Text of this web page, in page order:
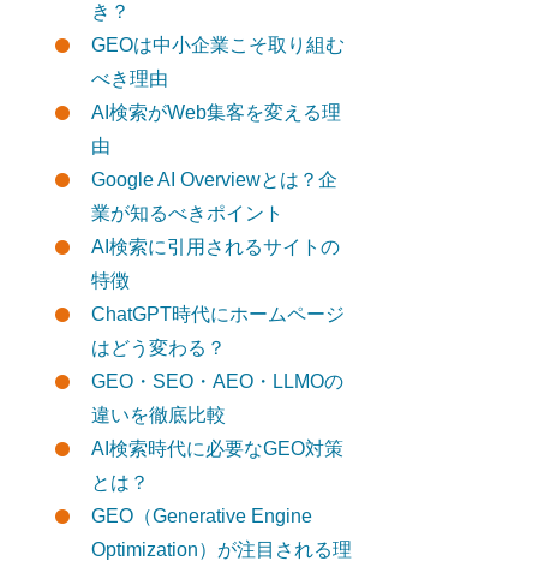
き？
GEOは中小企業こそ取り組む
べき理由
AI検索がWeb集客を変える理
由
Google AI Overviewとは？企
業が知るべきポイント
AI検索に引用されるサイトの
特徴
ChatGPT時代にホームページ
はどう変わる？
GEO・SEO・AEO・LLMOの
違いを徹底比較
AI検索時代に必要なGEO対策
とは？
GEO（Generative Engine
Optimization）が注目される理